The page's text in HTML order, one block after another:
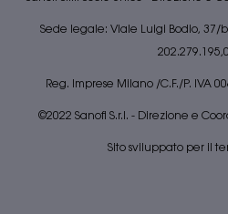
Sede legale: Viale Luigi Bodio, 37/
Reg. Imprese Milano /C.F./P. IVA
©2022 Sanofi S.r.l. - Direzione e
Sito sviluppato per il